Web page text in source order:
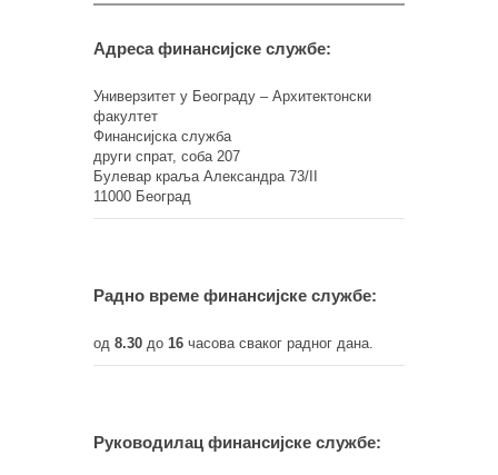
Адреса финансијске службе:
Универзитет у Београду – Архитектонски
факултет
Финансијска служба
други спрат, соба 207
Булевар краља Александра 73/II
11000 Београд
Радно време финансијске службе:
од 8.30 до 16 часова сваког радног дана.
Руководилац финансијскe службe: